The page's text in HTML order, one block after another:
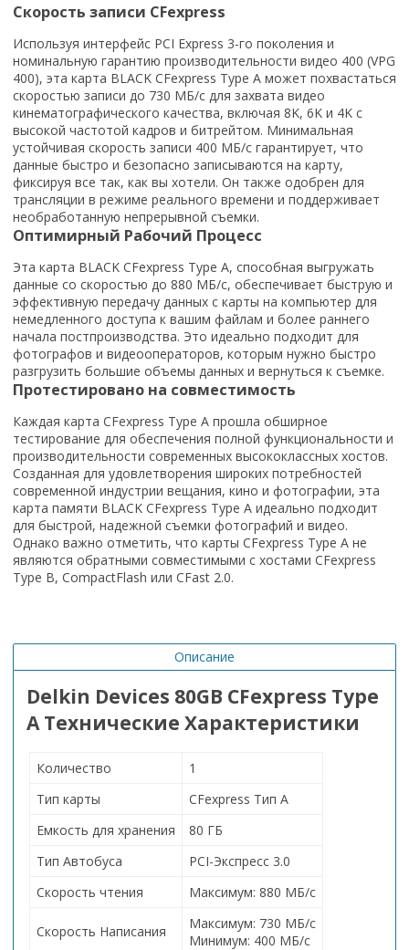
Скорость записи CFexpress
Используя интерфейс PCI Express 3-го поколения и
номинальную гарантию производительности видео 400 (VPG
400), эта карта BLACK CFexpress Type A может похвастаться
скоростью записи до 730 МБ/с для захвата видео
кинематографического качества, включая 8K, 6K и 4K с
высокой частотой кадров и битрейтом. Минимальная
устойчивая скорость записи 400 МБ/с гарантирует, что
данные быстро и безопасно записываются на карту,
фиксируя все так, как вы хотели. Он также одобрен для
трансляции в режиме реального времени и поддерживает
необработанную непрерывной съемки.
Оптимирный Рабочий Процесс
Эта карта BLACK CFexpress Type A, способная выгружать
данные со скоростью до 880 МБ/с, обеспечивает быструю и
эффективную передачу данных с карты на компьютер для
немедленного доступа к вашим файлам и более раннего
начала постпроизводства. Это идеально подходит для
фотографов и видеооператоров, которым нужно быстро
разгрузить большие объемы данных и вернуться к съемке.
Протестировано на совместимость
Каждая карта CFexpress Type A прошла обширное
тестирование для обеспечения полной функциональности и
производительности современных высококлассных хостов.
Созданная для удовлетворения широких потребностей
современной индустрии вещания, кино и фотографии, эта
карта памяти BLACK CFexpress Type A идеально подходит
для быстрой, надежной съемки фотографий и видео.
Однако важно отметить, что карты CFexpress Type A не
являются обратными совместимыми с хостами CFexpress
Type B, CompactFlash или CFast 2.0.
Описание
Delkin Devices 80GB CFexpress Type
A Технические Характеристики
Количество
1
Тип карты
CFexpress Тип A
Емкость для хранения
80 ГБ
Тип Автобуса
PCI-Экспресс 3.0
Скорость чтения
Максимум: 880 МБ/с
Скорость Написания
Максимум: 730 МБ/с
Минимум: 400 МБ/с